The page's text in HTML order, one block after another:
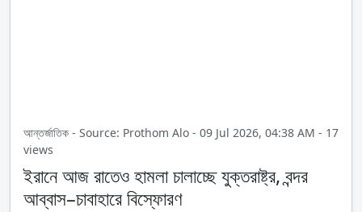
আন্তর্জাতিক - Source: Prothom Alo - 09 Jul 2026, 04:38 AM - 17
views
ইরানে আজ রাতেও হামলা চালাচ্ছে যুক্তরাষ্ট্র, বন্দর
আব্বাস–চাবাহারে বিস্ফোরণ